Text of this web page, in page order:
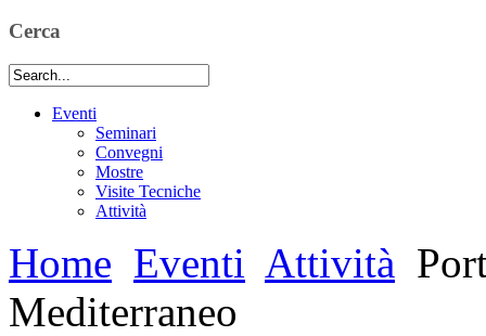
Cerca
Eventi
Seminari
Convegni
Mostre
Visite Tecniche
Attività
Home Eventi Attività
Mediterraneo